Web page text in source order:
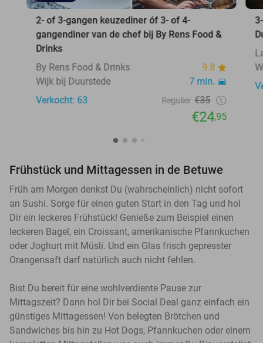
2- of 3-gangen keuzediner óf 3- of 4-
gangendiner van de chef bij By Rens Food &
Drinks
By Rens Food & Drinks
9.8
Wijk bij Duurstede
7 min.
Verkocht: 63
Regulier €35
€24,95
Frühstück und Mittagessen in de Betuwe
Früh am Morgen denkst Du (wahrscheinlich) nicht sofort
an Sushi. Sorge für einen guten Start in den Tag und hol
Dir ein leckeres Frühstück! Genieße zum Beispiel einen
leckeren Bagel, ein Croissant, amerikanische Pfannkuchen
oder Joghurt mit Müsli. Und ein Glas frisch gepresster
Orangensaft darf natürlich auch nicht fehlen.
Bist Du bereit für eine wohlverdiente Pause zur
Mittagszeit? Dann hol Dir bei Social Deal ganz einfach ein
günstiges Mittagessen! Von belegten Brötchen und
Sandwiches bis hin zu Hot Dogs, Pfannkuchen oder einem